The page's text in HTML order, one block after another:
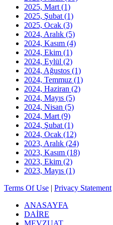
2025, Mart (1)
2025, Şubat (1)
2025, Ocak (3)
2024, Aralık (5)
2024, Kasım (4)
2024, Ekim (1)
2024, Eylül (2)
2024, Ağustos (1)
2024, Temmuz (1)
2024, Haziran (2)
2024, Mayıs (5)
2024, Nisan (5)
2024, Mart (9)
2024, Şubat (1)
2024, Ocak (12)
2023, Aralık (24)
2023, Kasım (18)
2023, Ekim (2)
2023, Mayıs (1)
Terms Of Use | Privacy Statement
ANASAYFA
DAİRE